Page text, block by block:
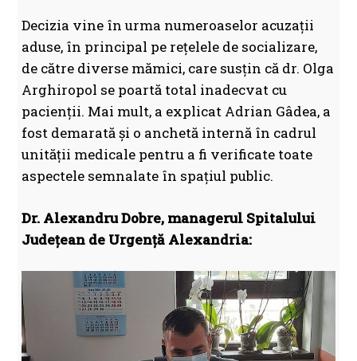
Decizia vine în urma numeroaselor acuzații
aduse, în principal pe rețelele de socializare,
de către diverse mămici, care susțin că dr. Olga
Arghiropol se poartă total inadecvat cu
pacienții. Mai mult, a explicat Adrian Gâdea, a
fost demarată și o anchetă internă în cadrul
unității medicale pentru a fi verificate toate
aspectele semnalate în spațiul public.
Dr. Alexandru Dobre, managerul Spitalului
Județean de Urgență Alexandria: